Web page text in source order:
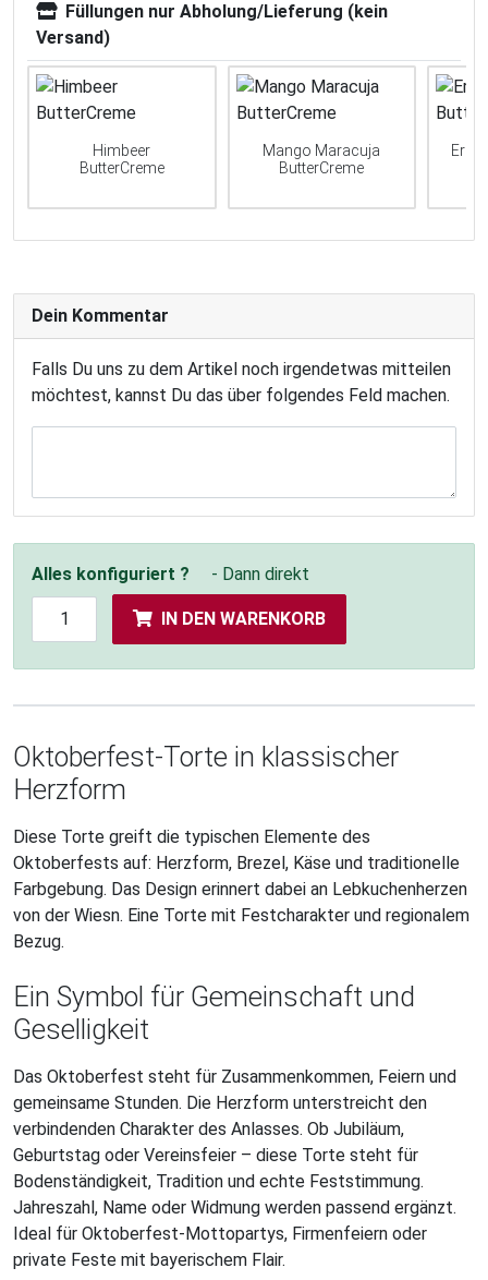
Füllungen nur Abholung/Lieferung (kein
Versand)
Himbeer
ButterCreme
Mango Maracuja
ButterCreme
Dein Kommentar
Falls Du uns zu dem Artikel noch irgendetwas mitteilen
möchtest, kannst Du das über folgendes Feld machen.
Alles konfiguriert ? - Dann direkt
IN DEN WARENKORB
Oktoberfest-Torte in klassischer
Herzform
Diese Torte greift die typischen Elemente des
Oktoberfests auf: Herzform, Brezel, Käse und traditionelle
Farbgebung. Das Design erinnert dabei an Lebkuchenherzen
von der Wiesn. Eine Torte mit Festcharakter und regionalem
Bezug.
Ein Symbol für Gemeinschaft und
Geselligkeit
Das Oktoberfest steht für Zusammenkommen, Feiern und
gemeinsame Stunden. Die Herzform unterstreicht den
verbindenden Charakter des Anlasses. Ob Jubiläum,
Geburtstag oder Vereinsfeier – diese Torte steht für
Bodenständigkeit, Tradition und echte Feststimmung.
Jahreszahl, Name oder Widmung werden passend ergänzt.
Ideal für Oktoberfest-Mottopartys, Firmenfeiern oder
private Feste mit bayerischem Flair.